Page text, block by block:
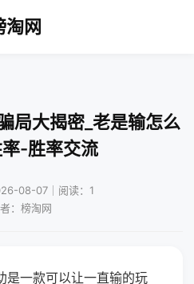
淘网
局大揭密_老是输怎么
-胜率交流
08-07｜阅读：1
：榜淘网
是一款可以让一直输的玩